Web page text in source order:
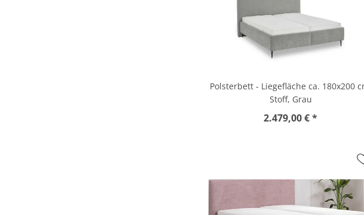
Polsterbett - Liegefläche ca. 180x200
Stoff, Grau
2.479,00 € *